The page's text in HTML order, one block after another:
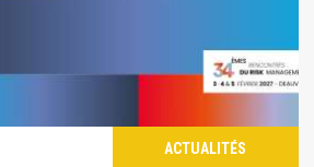
ACTUALITÉS